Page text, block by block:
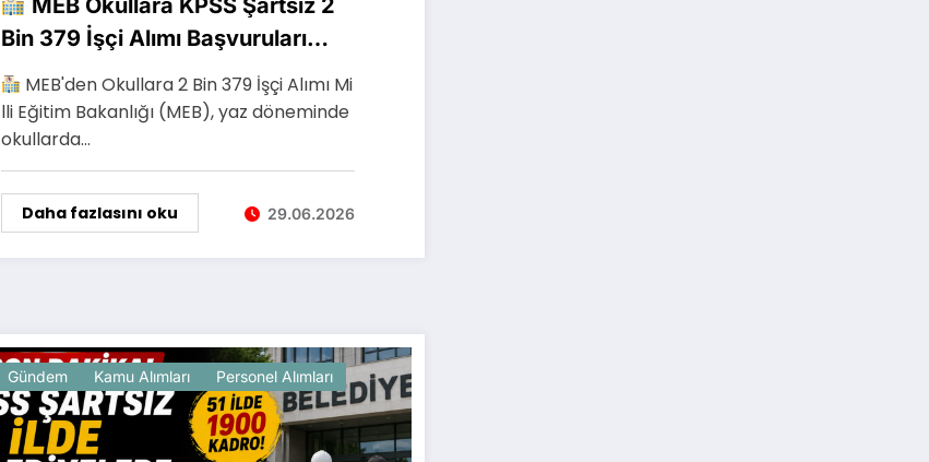
MEB Okullara KPSS Şartsız 2
Bin 379 İşçi Alımı Başvuruları
Başladı
MEB'den Okullara 2 Bin 379 İşçi Alımı Mi
lli Eğitim Bakanlığı (MEB), yaz döneminde
okullarda…
Daha fazlasını oku 29.06.2026
Gündem Kamu Alımları Personel Alımları